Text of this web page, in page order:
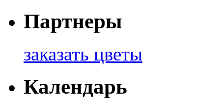
Партнеры
заказать цветы
Календарь